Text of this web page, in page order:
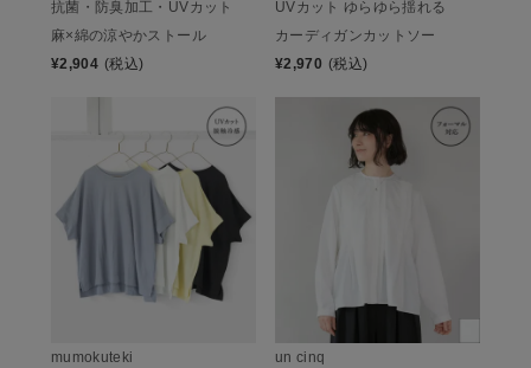
抗菌・防臭加工・UVカット
麻×綿の涼やかストール
¥2,904 (税込)
UVカット ゆらゆら揺れる
カーディガンカットソー
¥2,970 (税込)
mumokuteki
un cinq